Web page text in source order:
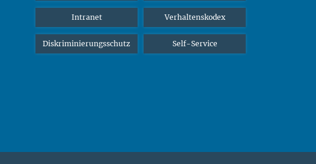
Intranet Verhaltenskodex
Diskriminierungsschutz Self-Service